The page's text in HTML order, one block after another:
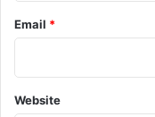
Email *
Website